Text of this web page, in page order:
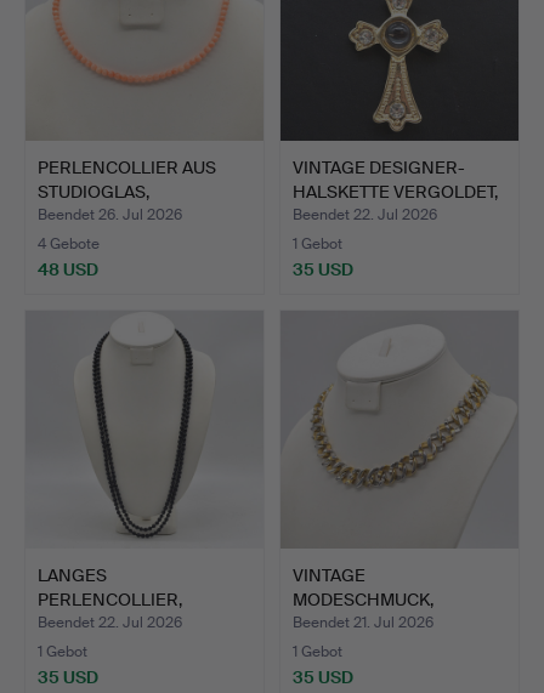
PERLENCOLLIER AUS
STUDIOGLAS,
ENGELSHAUTKO…
Beendet 26. Jul 2026
4 Gebote
48 USD
VINTAGE DESIGNER-
HALSKETTE VERGOLDET,
GRÖS…
Beendet 22. Jul 2026
1 Gebot
35 USD
LANGES
PERLENCOLLIER,
ENDLOSKETTE,
HANDGEM…
Beendet 22. Jul 2026
1 Gebot
35 USD
VINTAGE
MODESCHMUCK,
VERGOLDETE UND
VERSIL…
Beendet 21. Jul 2026
1 Gebot
35 USD